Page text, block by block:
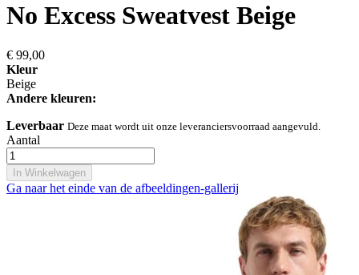
No Excess Sweatvest Beige
€ 99,00
Kleur
Beige
Andere kleuren:
Leverbaar Deze maat wordt uit onze leveranciersvoorraad aangevuld.
Aantal
In Winkelwagen
Ga naar het einde van de afbeeldingen-gallerij